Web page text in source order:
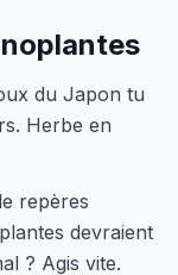
du Japon tu
Herbe en
repères
devraient
? Agis vite.